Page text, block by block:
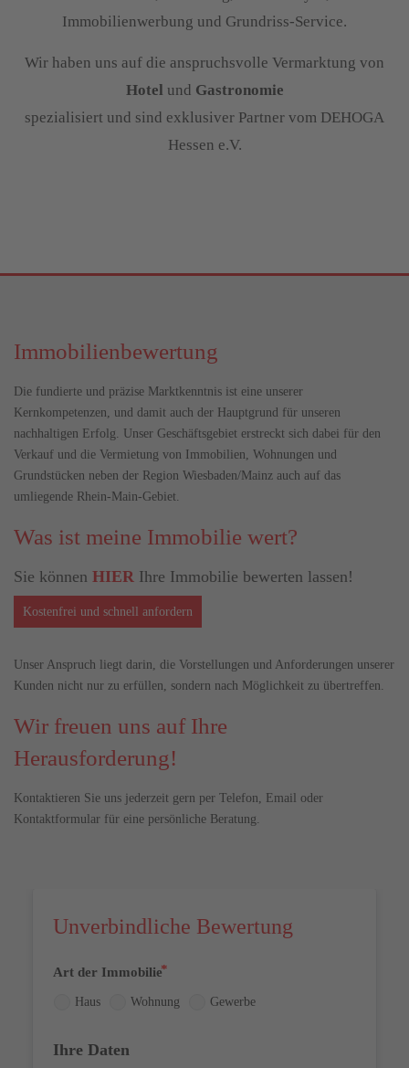
Immobilienwerbung und Grundriss-Service.
Wir haben uns auf die anspruchsvolle Vermarktung von
Hotel und Gastronomie
spezialisiert und sind exklusiver Partner vom DEHOGA
Hessen e.V.
Immobilienbewertung
Die fundierte und präzise Marktkenntnis ist eine unserer
Kernkompetenzen, und damit auch der Hauptgrund für unseren
nachhaltigen Erfolg. Unser Geschäftsgebiet erstreckt sich dabei für den
Verkauf und die Vermietung von Immobilien, Wohnungen und
Grundstücken neben der Region Wiesbaden/Mainz auch auf das
umliegende Rhein-Main-Gebiet.
Was ist meine Immobilie wert?
Sie können HIER Ihre Immobilie bewerten lassen!
Kostenfrei und schnell anfordern
Unser Anspruch liegt darin, die Vorstellungen und Anforderungen unserer
Kunden nicht nur zu erfüllen, sondern nach Möglichkeit zu übertreffen.
Wir freuen uns auf Ihre
Herausforderung!
Kontaktieren Sie uns jederzeit gern per Telefon, Email oder
Kontaktformular für eine persönliche Beratung.
Unverbindliche Bewertung
Art der Immobilie
Haus Wohnung Gewerbe
Ihre Daten